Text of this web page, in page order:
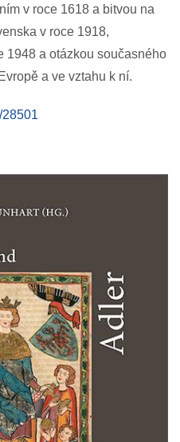
v roce 1618 a bitvou na
v roce 1918,
1948 a otázkou současného
a ve vztahu k ní.